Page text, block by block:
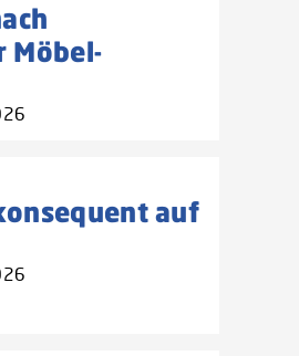
Möbel-
auf